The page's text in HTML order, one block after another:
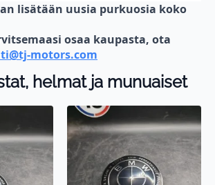
lisätään uusia purkuosia koko
osaa kaupasta, ota
motors.com
helmat ja munuaiset